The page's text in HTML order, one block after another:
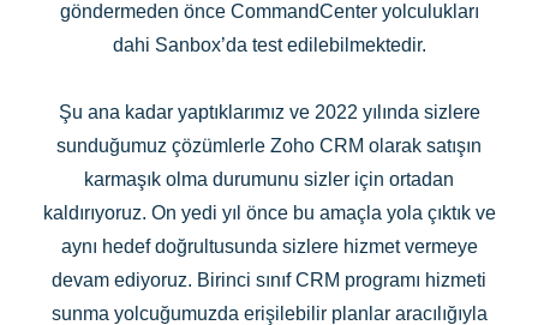
göndermeden önce CommandCenter yolculukları
dahi Sanbox’da test edilebilmektedir.
Şu ana kadar yaptıklarımız ve 2022 yılında sizlere
sunduğumuz çözümlerle Zoho CRM olarak satışın
karmaşık olma durumunu sizler için ortadan
kaldırıyoruz. On yedi yıl önce bu amaçla yola çıktık ve
aynı hedef doğrultusunda sizlere hizmet vermeye
devam ediyoruz. Birinci sınıf CRM programı hizmeti
sunma yolcuğumuzda erişilebilir planlar aracılığıyla